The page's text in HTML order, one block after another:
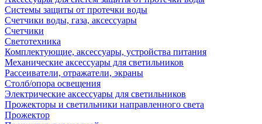
Системы защиты от протечки воды
Счетчики воды, газа, аксессуары
Счетчики
Светотехника
Комплектующие, аксессуары, устройства питания
Механические аксессуары для светильников
Рассеиватели, отражатели, экраны
Столб/опора освещения
Электрические аксессуары для светильников
Прожекторы и светильники направленного света
Прожектор